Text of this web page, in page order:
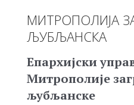
МИТРОПОЛИЈА
ЉУБЉАНСКА
Епархијски
Митрополије
љубљанске